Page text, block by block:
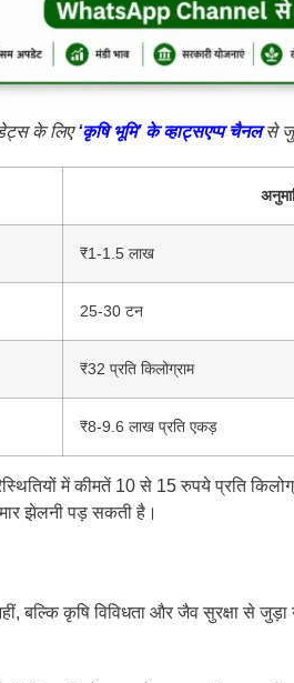
के लिए‘कृषि भूमि’ के व्हाट्सएप्प चैनलसे
₹1-1.5 लाख
25-30 टन
₹32 प्रति किलोग्राम
₹8-9.6 लाख प्रति एकड़
में कीमतें 10 से 15 रुपये प्रति
झेलनी पड़ सकती है।
बल्कि कृषि विविधता और जैव सुरक्षा से जुड़ा